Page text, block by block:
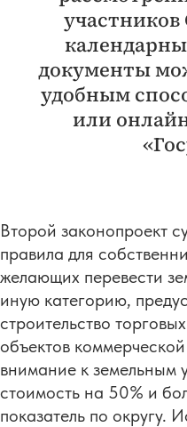
участников
документы
удобным
или
Второй законопроект
правила для
желающих перевести
иную категорию,
строительство
объектов
внимание к земельным
стоимость на 50% и
показатель по округу.